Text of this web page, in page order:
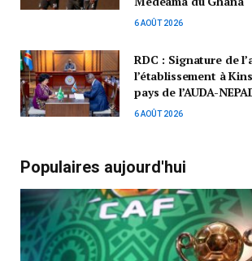
6 AOÛT 2026
RDC : Signature de
l’établissement à
pays de l’AUDA-
6 AOÛT 2026
Populaires aujourd'hui